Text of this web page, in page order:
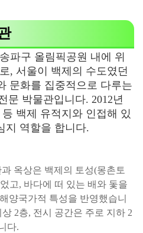
파구 올림픽공원 내에 위
, 서울이 백제의 수도였던
문화를 집중적으로 다루는
문 박물관입니다. 2012년
백제 유적지와 인접해 있
지 역할을 합니다.
옥상은 백제의 토성(몽촌토
고, 바다에 떠 있는 배와 돛을
양국가적 특성을 반영했습니
2층, 전시 공간은 주로 지하 2
다.